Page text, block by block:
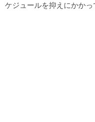
ケジュールを抑えにかかっ